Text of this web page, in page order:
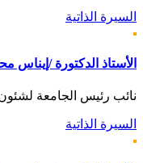
السيرة الذاتية
الأستاذ الدكتورة /إيناس
نائب رئيس الجامعة لشئون
السيرة الذاتية